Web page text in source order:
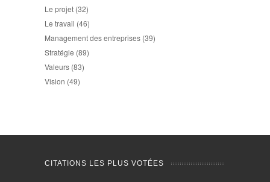
Le projet (32)
Le travail (46)
Management des entreprises (39)
Stratégie (89)
Valeurs (83)
Vision (49)
CITATIONS LES PLUS VOTÉES